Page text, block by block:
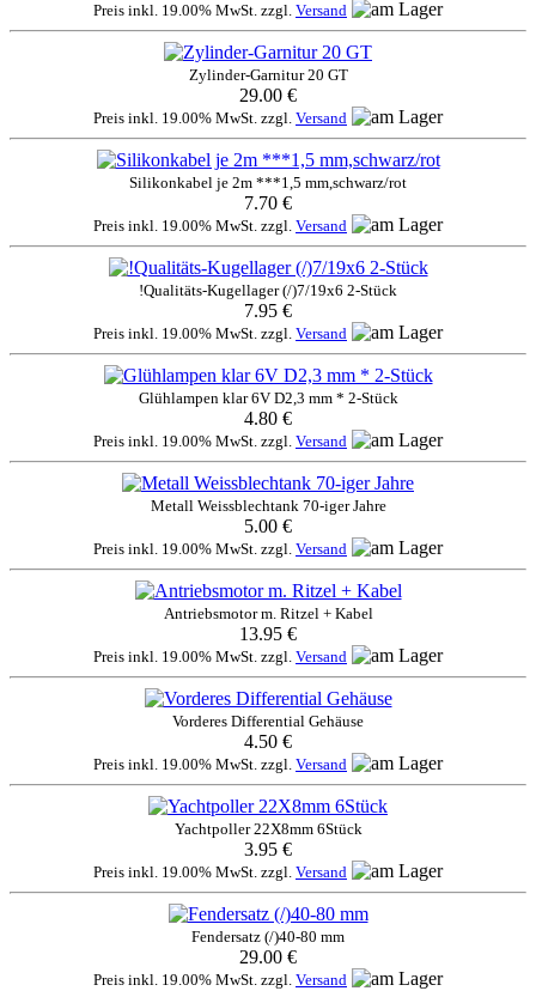
Preis inkl. 19.00% MwSt. zzgl. Versand
Zylinder-Garnitur 20 GT
29.00 €
Preis inkl. 19.00% MwSt. zzgl. Versand
Silikonkabel je 2m ***1,5 mm,schwarz/rot
7.70 €
Preis inkl. 19.00% MwSt. zzgl. Versand
!Qualitäts-Kugellager (/)7/19x6 2-Stück
7.95 €
Preis inkl. 19.00% MwSt. zzgl. Versand
Glühlampen klar 6V D2,3 mm * 2-Stück
4.80 €
Preis inkl. 19.00% MwSt. zzgl. Versand
Metall Weissblechtank 70-iger Jahre
5.00 €
Preis inkl. 19.00% MwSt. zzgl. Versand
Antriebsmotor m. Ritzel + Kabel
13.95 €
Preis inkl. 19.00% MwSt. zzgl. Versand
Vorderes Differential Gehäuse
4.50 €
Preis inkl. 19.00% MwSt. zzgl. Versand
Yachtpoller 22X8mm 6Stück
3.95 €
Preis inkl. 19.00% MwSt. zzgl. Versand
Fendersatz (/)40-80 mm
29.00 €
Preis inkl. 19.00% MwSt. zzgl. Versand